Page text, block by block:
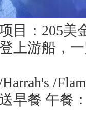
目： 205美
上游船，
/
早餐 午餐